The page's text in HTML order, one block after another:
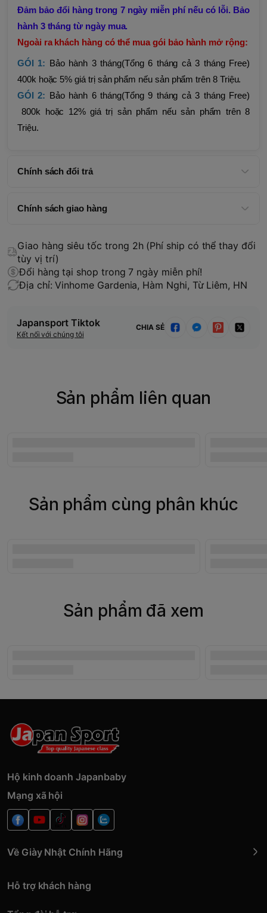
Đảm bảo đổi hàng trong 7 ngày miễn phí nếu có lỗi. Bảo
hành 3 tháng từ ngày mua.
Ngoài ra khách hàng có thể mua gói bảo hành mở rộng:
GÓI 1: Bảo hành 3 tháng(Tổng 6 tháng cả 3 tháng Free)
400k hoặc 5% giá trị sản phẩm nếu sản phẩm trên 8 Triệu.
GÓI 2: Bảo hành 6 tháng(Tổng 9 tháng cả 3 tháng Free)
800k hoặc 12% giá trị sản phẩm nếu sản phẩm trên 8
Triệu.
Chính sách đổi trả
Chính sách giao hàng
Giao hàng siêu tốc trong 2h (Phí ship có thể thay đổi
tùy vị trí)
Đổi hàng tại shop trong 7 ngày miễn phí!
Địa chỉ: Vinhome Gardenia, Hàm Nghi, Từ Liêm, HN
Japansport Tiktok
Kết nối với chúng tôi
CHIA SẺ
Sản phẩm liên quan
Sản phẩm cùng phân khúc
Sản phẩm đã xem
Hộ kinh doanh Japanbaby
Mạng xã hội
Về Giày Nhật Chính Hãng
Hỗ trợ khách hàng